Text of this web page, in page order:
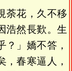
荼花，久不移
浩然長歎。生
？」嬌不答，
，春寒逼人，